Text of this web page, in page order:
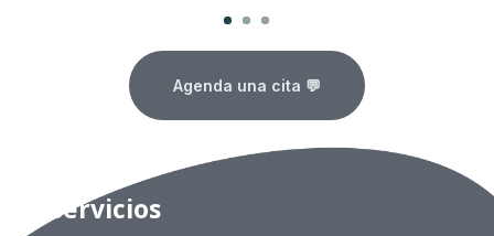
Agenda una cita 💬
Servicios